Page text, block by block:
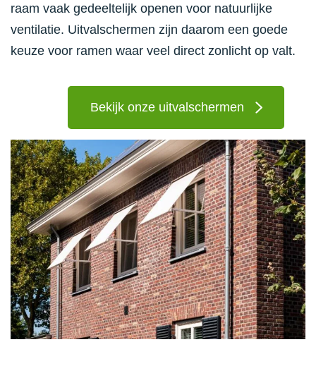
raam vaak gedeeltelijk openen voor natuurlijke
ventilatie. Uitvalschermen zijn daarom een goede
keuze voor ramen waar veel direct zonlicht op valt.
Bekijk onze uitvalschermen